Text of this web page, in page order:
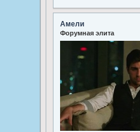
Амели
Форумная элита